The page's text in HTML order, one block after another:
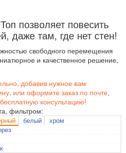
позволяет повесить
даже там, где нет стен!
свободного перемещения
и качественное решение,
добавив нужное вам
или оформите заказ по почте,
консультацию!
фильтром:
белый хром